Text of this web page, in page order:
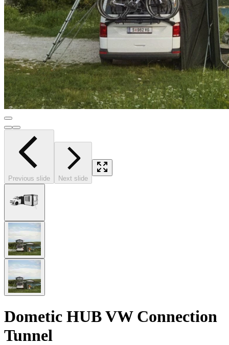
Previous slide Next slide
Dometic HUB VW Connection
Tunnel